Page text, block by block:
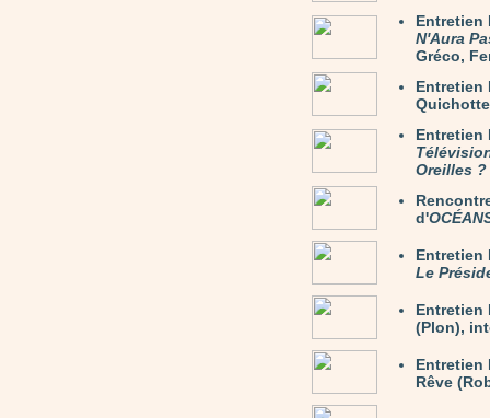
Entretien
N'Aura
Gréco,
Entretien
Entretien
Oreilles ?
d'
Entretien
Le
Entretien
(Plon),
Entretien
Rêve